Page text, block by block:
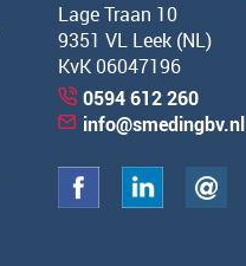
Lage Traan 10
9351 VL Leek (NL)
KvK 06047196
0594 612 260
info@smedingbv.nl